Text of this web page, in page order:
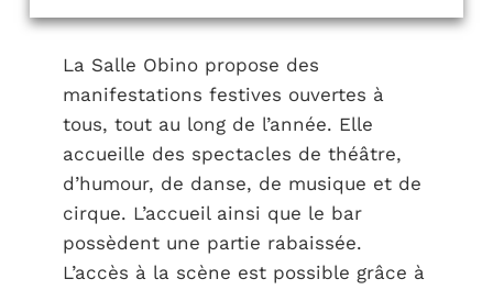
La Salle Obino propose des
manifestations festives ouvertes à
tous, tout au long de l’année. Elle
accueille des spectacles de théâtre,
d’humour, de danse, de musique et de
cirque. L’accueil ainsi que le bar
possèdent une partie rabaissée.
L’accès à la scène est possible grâce à